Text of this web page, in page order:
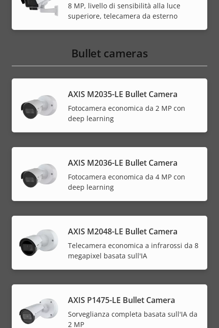
8 MP, livello di sensibilità alla luce
superiore, telecamera da esterno
Bullet cameras
AXIS M2035-LE Bullet Camera
Fotocamera economica da 2 MP con
deep learning
AXIS M2036-LE Bullet Camera
Fotocamera economica da 4 MP con
deep learning
AXIS M2048-LE Bullet Camera
Telecamera economica a infrarossi da 8
megapixel basata sull'IA
AXIS P1475-LE Bullet Camera
Sorveglianza completa basata sull'IA da
2 MP